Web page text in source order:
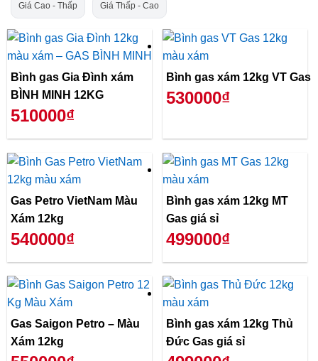
Giá Cao - Thấp Giá Thấp - Cao
Bình gas Gia Đình xám
BÌNH MINH 12KG
510000₫
Bình gas xám 12kg VT Gas
530000₫
Gas Petro VietNam Màu
Xám 12kg
540000₫
Bình gas xám 12kg MT
Gas giá sỉ
499000₫
Gas Saigon Petro – Màu
Xám 12kg
Bình gas xám 12kg Thủ
Đức Gas giá sỉ